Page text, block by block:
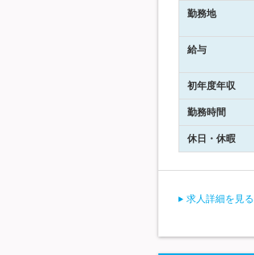
勤務地
給与
初年度年収
勤務時間
休日・休暇
求人詳細を見る